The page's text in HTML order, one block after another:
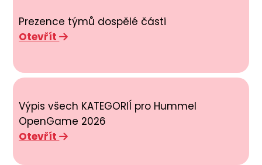
Prezence týmů dospělé části
Otevřít
Výpis všech KATEGORIÍ pro Hummel
OpenGame 2026
Otevřít